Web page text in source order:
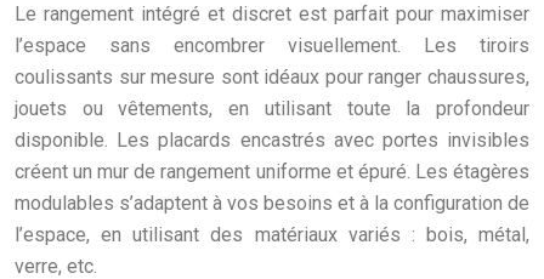
Le rangement intégré et discret est parfait pour maximiser
l’espace sans encombrer visuellement. Les tiroirs
coulissants sur mesure sont idéaux pour ranger chaussures,
jouets ou vêtements, en utilisant toute la profondeur
disponible. Les placards encastrés avec portes invisibles
créent un mur de rangement uniforme et épuré. Les étagères
modulables s’adaptent à vos besoins et à la configuration de
l’espace, en utilisant des matériaux variés : bois, métal,
verre, etc.